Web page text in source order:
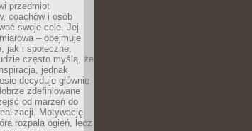
przedmiot
coachów i osób
swoje cele. Jej
– obejmuje
jak i społeczne,
często myślą, że
jednak
decyduje głównie
zdefiniowane
od marzeń do
Motywację
rozpala ogień, lecz